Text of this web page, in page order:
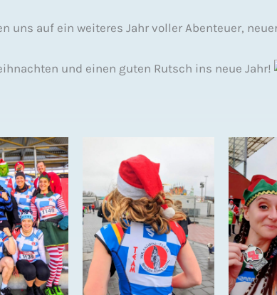
uns auf ein weiteres Jahr voller Abenteuer,
und einen guten Rutsch ins neue Jahr!